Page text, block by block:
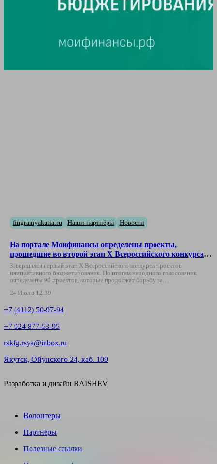
fingramyakutia.ru Наши партнёры Новости
На портале Моифинансы определены проекты,
прошедшие во второй этап X Всероссийского конкурса
проектов инициативного бюджетирования
Завершился первый этап X Всероссийского конкурса проектов
инициативного бюджетирования. По итогам народного голосования
определены 90 проектов, которые продолжат борьбу за…
24 Июл в 12:39
+7 (4112) 50-97-94
+7 924 877-53-95
rskfg.rsya@inbox.ru
Якутск, Ойунского 24, каб. 109
Разработка и дизайн BAISHEV
Волонтеры
Партнёры
Полезные ссылки